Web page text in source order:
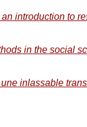
introduction to
in the social
une inlassable